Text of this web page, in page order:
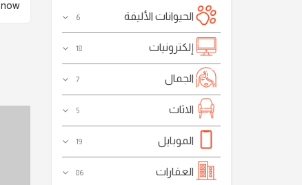
الحيوانات الأليفة 6
إلكترونيات 18
الجمال 7
الاثاث 5
الموبايل 19
العقارات 86
.